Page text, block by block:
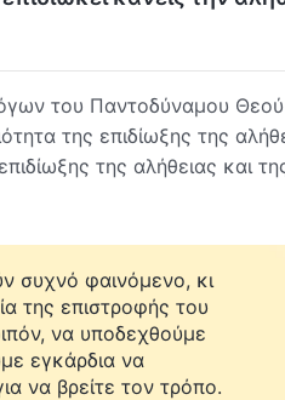
του Παντοδύναμου Θεού
της επιδίωξης της
της αλήθειας και
συχνό φαινόμενο, κι
της επιστροφής του
να υποδεχθούμε
εγκάρδια να
να βρείτε τον τρόπο.